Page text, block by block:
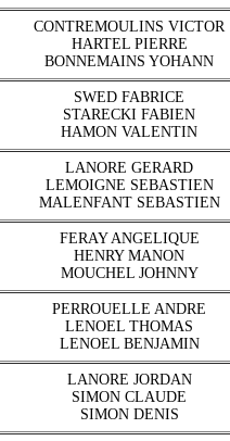
CONTREMOULINS VICTOR
HARTEL PIERRE
BONNEMAINS YOHANN
SWED FABRICE
STARECKI FABIEN
HAMON VALENTIN
LANORE GERARD
LEMOIGNE SEBASTIEN
MALENFANT SEBASTIEN
FERAY ANGELIQUE
HENRY MANON
MOUCHEL JOHNNY
PERROUELLE ANDRE
LENOEL THOMAS
LENOEL BENJAMIN
LANORE JORDAN
SIMON CLAUDE
SIMON DENIS